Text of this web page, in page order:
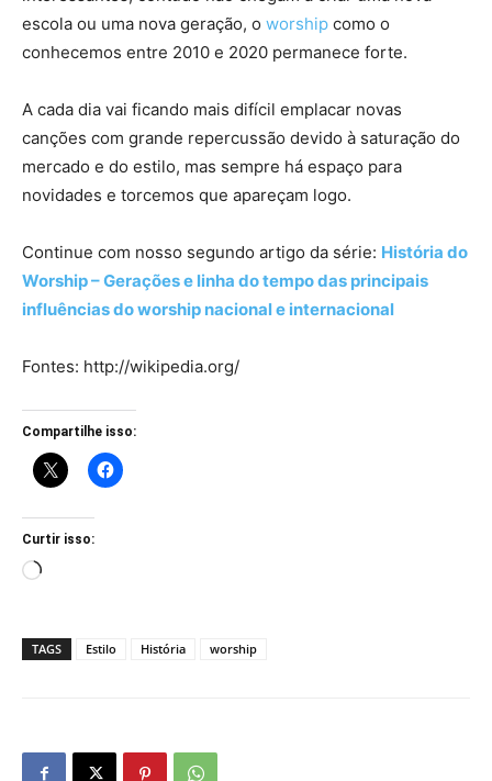
escola ou uma nova geração, o worship como o
conhecemos entre 2010 e 2020 permanece forte.
A cada dia vai ficando mais difícil emplacar novas
canções com grande repercussão devido à saturação do
mercado e do estilo, mas sempre há espaço para
novidades e torcemos que apareçam logo.
Continue com nosso segundo artigo da série: História do
Worship – Gerações e linha do tempo das principais
influências do worship nacional e internacional
Fontes: http://wikipedia.org/
Compartilhe isso:
Curtir isso:
Carregando...
TAGS Estilo História worship